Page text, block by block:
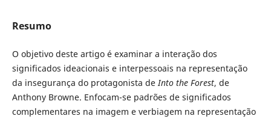
Resumo
O objetivo deste artigo é examinar a interação dos
significados ideacionais e interpessoais na representação
da insegurança do protagonista deInto the Forest, de
Anthony Browne. Enfocam-se padrões de significados
complementares na imagem e verbiagem na representação